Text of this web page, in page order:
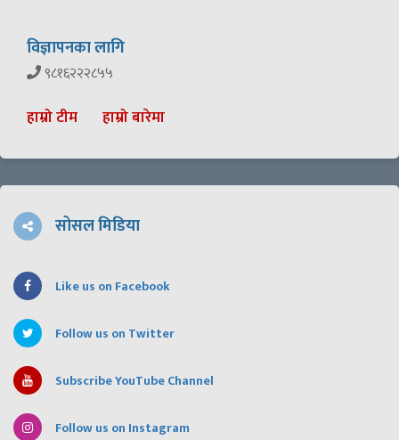
विज्ञापनका लागि
९८१६२२२८५५
हाम्रो टीम हाम्रो बारेमा
सोसल मिडिया
Like us on Facebook
Follow us on Twitter
Subscribe YouTube Channel
Follow us on Instagram